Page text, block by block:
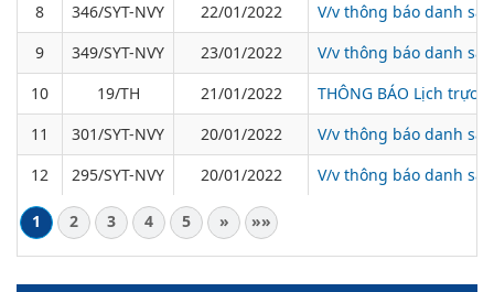
8 346/SYT-NVY 22/01/2022
V/v thông báo danh
9
349/SYT-NVY 23/01/2022
V/v thông báo danh
10
19/TH 21/01/2022
THÔNG BÁO Lịch trực
11
301/SYT-NVY 20/01/2022
V/v thông báo danh
12
295/SYT-NVY 20/01/2022 V/v thông báo danh
1 2 3 4 5 » »»